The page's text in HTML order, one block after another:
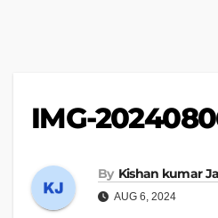
IMG-
By Kishan kumar
AUG 6, 2024